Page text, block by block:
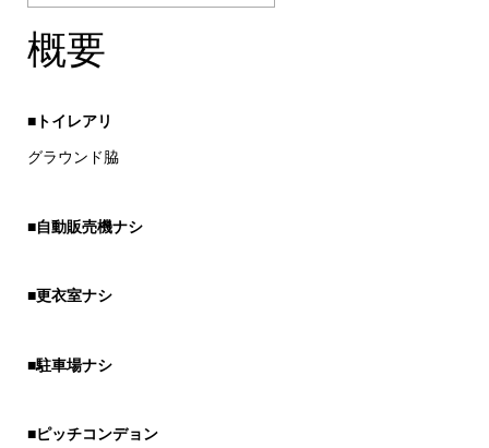
概要
■トイレアリ
グラウンド脇
■自動販売機ナシ
■更衣室ナシ
■駐車場ナシ
■ピッチコンデョン